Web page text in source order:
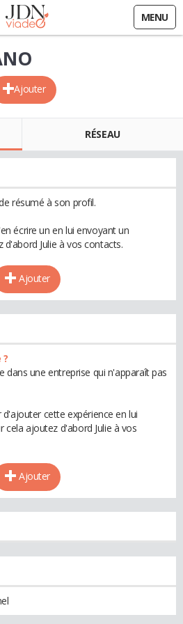
MENU
Ajouter
RÉSEAU
résumé à son profil.
écrire un en lui envoyant un
Julie à vos contacts.
Ajouter
dans une entreprise qui n'apparaît pas
cette expérience en lui
cela ajoutez d'abord Julie à vos
Ajouter